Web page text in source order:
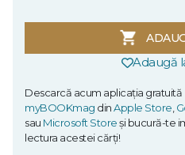
Adaugă
Descarcă acum aplicația gratuită
myBOOKmag dinApple Store,
sau Microsoft Storeși bucură-te
lectura acestei cărți!